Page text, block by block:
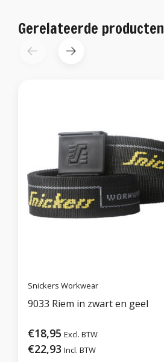
Gerelateerde producten
Snickers Workwear
9033 Riem in zwart en geel
€18,95 Excl. BTW
€22,93 Incl. BTW